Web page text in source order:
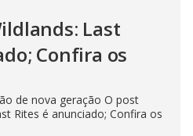
Last
Confira os
de nova geração O post
Rites é anunciado; Confira os